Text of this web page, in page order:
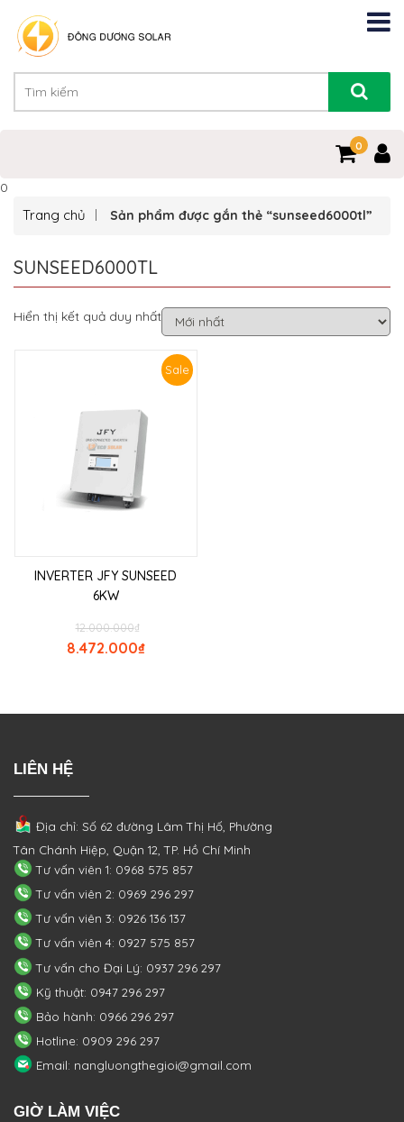
0
0
Trang chủ Sản phẩm được gắn thẻ “sunseed6000tl”
SUNSEED6000TL
Hiển thị kết quả duy nhất
Sale
INVERTER JFY SUNSEED
6KW
₫
12.000.000
₫
8.472.000
LIÊN HỆ
Địa chỉ: Số 62 đường Lâm Thị Hố, Phường
Tân Chánh Hiệp, Quận 12, TP. Hồ Chí Minh
Tư vấn viên 1: 0968 575 857
Tư vấn viên 2: 0969 296 297
Tư vấn viên 3: 0926 136 137
Tư vấn viên 4: 0927 575 857
Tư vấn cho Đại Lý: 0937 296 297
Kỹ thuật: 0947 296 297
Bảo hành: 0966 296 297
Hotline: 0909 296 297
Email: nangluongthegioi@gmail.com
GIỜ LÀM VIỆC